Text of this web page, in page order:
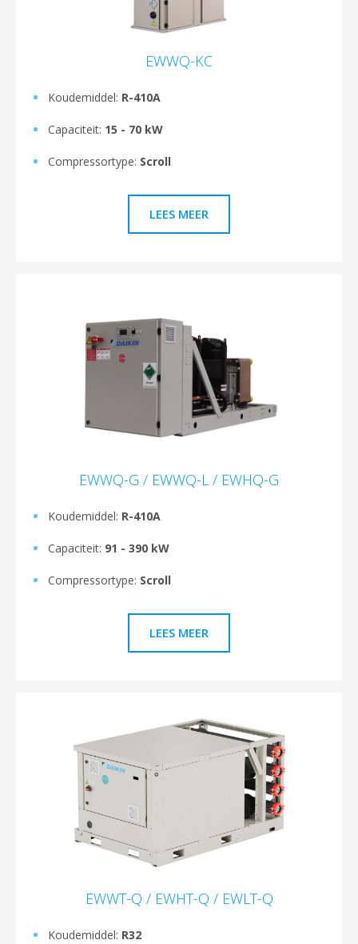
EWWQ-KC
Koudemiddel: R-410A
Capaciteit: 15 - 70 kW
Compressortype: Scroll
LEES MEER
EWWQ-G / EWWQ-L / EWHQ-G
Koudemiddel: R-410A
Capaciteit: 91 - 390 kW
Compressortype: Scroll
LEES MEER
EWWT-Q / EWHT-Q / EWLT-Q
Koudemiddel: R32